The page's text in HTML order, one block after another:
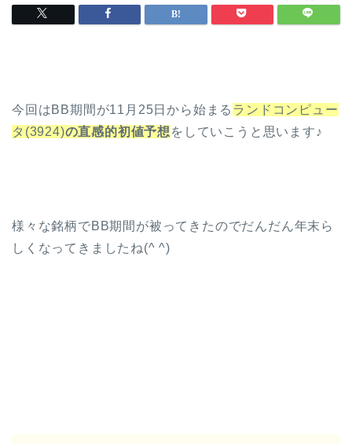
今回はBB期間が11月25日から始まる ランドコンピュー
タ(3924)の直感的初値予想 をしていこうと思います♪
様々な銘柄でBB期間が被ってきたのでだんだん年末ら
しくなってきましたね(^ ^)